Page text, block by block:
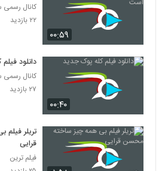
دانلود فیلم
۱,۱۷۱ بازدید
دانلود فیلم ناردون
19 کیفیت عالی
فیلم ایرانی من کارگرم
۰۰:۵۹
کانال رسمی
۲۲ بازدید
۰۰:۴۰
دانلود
کانال
۲۷ بازدید
تریلر
قرایی
فیلم ترین